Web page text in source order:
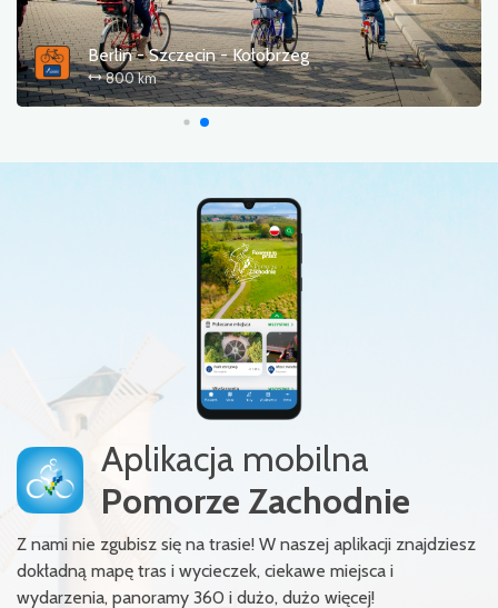
Trasa Pojezierzy Zachodnich (R20)
336 km
Aplikacja mobilna
Pomorze Zachodnie
Z nami nie zgubisz się na trasie! W naszej aplikacji znajdziesz
dokładną mapę tras i wycieczek, ciekawe miejsca i
wydarzenia, panoramy 360 i dużo, dużo więcej!